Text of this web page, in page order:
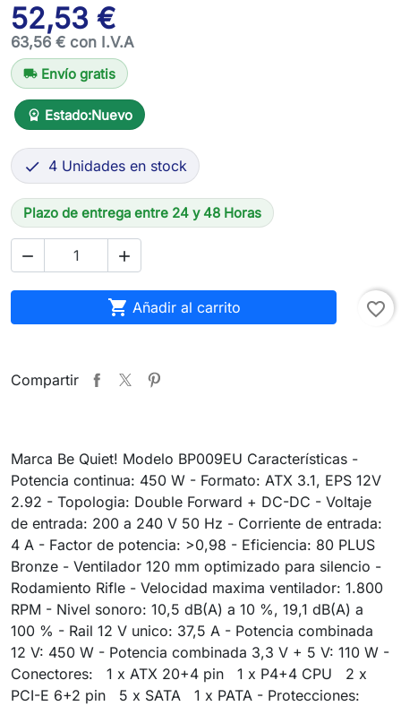
52,53 €
63,56 € con I.V.A
local_shipping Envío gratis
workspace_premium Estado:Nuevo
 4 Unidades en stock
Plazo de entrega entre 24 y 48 Horas
 
 Añadir al carrito favorite_border
Compartir
Marca Be Quiet! Modelo BP009EU Características -
Potencia continua: 450 W - Formato: ATX 3.1, EPS 12V
2.92 - Topologia: Double Forward + DC-DC - Voltaje
de entrada: 200 a 240 V 50 Hz - Corriente de entrada:
4 A - Factor de potencia: >0,98 - Eficiencia: 80 PLUS
Bronze - Ventilador 120 mm optimizado para silencio -
Rodamiento Rifle - Velocidad maxima ventilador: 1.800
RPM - Nivel sonoro: 10,5 dB(A) a 10 %, 19,1 dB(A) a
100 % - Rail 12 V unico: 37,5 A - Potencia combinada
12 V: 450 W - Potencia combinada 3,3 V + 5 V: 110 W -
Conectores: 1 x ATX 20+4 pin 1 x P4+4 CPU 2 x
PCI-E 6+2 pin 5 x SATA 1 x PATA - Protecciones: